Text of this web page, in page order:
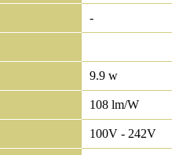
-
9.9 w
108 lm/W
100V - 242V